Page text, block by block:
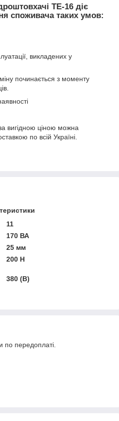
ТЕ-16 діє
споживача таких умов:
викладених у
починається з моменту
вигідною ціною можна
по всій Україні.
11
170 ВА
25 мм
200 Н
380 (В)
по передоплаті.